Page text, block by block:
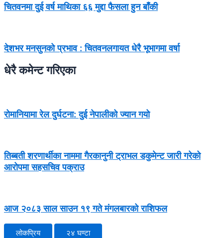
चितवनमा दुई वर्ष माथिका ६६ मुद्दा फैसला हुन बाँकी
देशभर मनसुनको प्रभाव : चितवनलगायत धेरै भूभागमा वर्षा
धेरै कमेन्ट गरिएका
रोमानियामा रेल दुर्घटना: दुई नेपालीको ज्यान गयो
तिब्बती शरणार्थीका नाममा गैरकानुनी ट्राभल डकुमेन्ट जारी गरेको
आरोपमा सहसचिव पक्राउ
आज २०८३ साल साउन १९ गते मंगलबारको राशिफल
लोकप्रिय २४ घण्टा